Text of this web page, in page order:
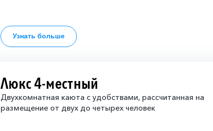
Узнать больше
Люкс 4-местный
Двухкомнатная каюта с удобствами, рассчитанная на
размещение от двух до четырех человек